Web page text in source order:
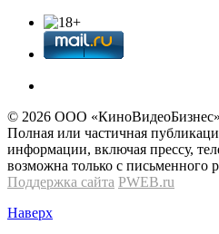
© 2026 OOО
Полная или частичная
информации, включая прессу,
возможна только с письменного
Поддержка сайта PWEB.ru
Наверх